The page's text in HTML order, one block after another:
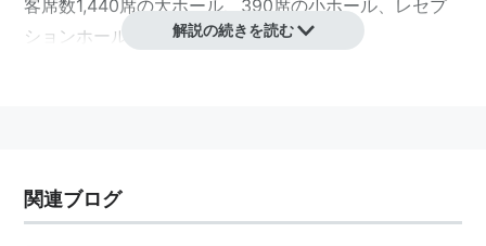
客席数1,440席の大ホール、390席の小ホール、レセプ
ションホール、会議室などの施設からなる。
解説の続きを読む
関連ブログ